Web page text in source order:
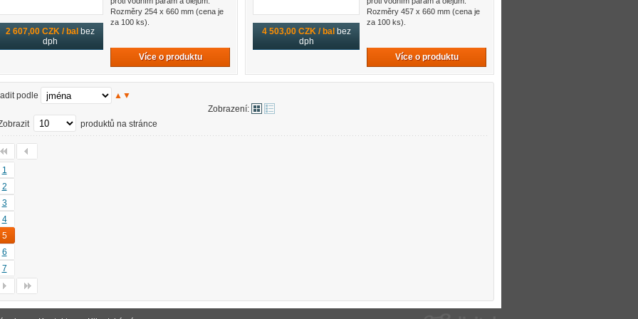
2 607,00 CZK / bal bez
dph
Rozměry 254 x 660 mm (cena je
za 100 ks).
Více o produktu
4 503,00 CZK / bal bez
dph
Rozměry 457 x 660 mm (cena je
za 100 ks).
Více o produktu
podle ▲ ▼
Zobrazení:
produktů na stránce
1
2
3
4
5
6
7